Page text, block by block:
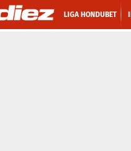
LIGA HONDUBET